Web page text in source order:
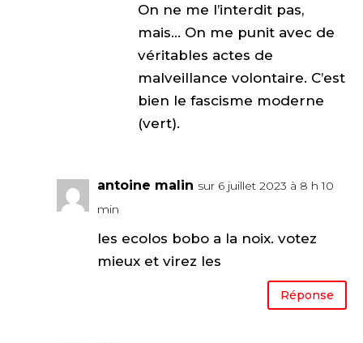
On ne me l’interdit pas,
mais… On me punit avec de
véritables actes de
malveillance volontaire. C’est
bien le fascisme moderne
(vert).
antoine malin sur 6 juillet 2023 à 8 h 10
min
les ecolos bobo a la noix. votez
mieux et virez les
Réponse